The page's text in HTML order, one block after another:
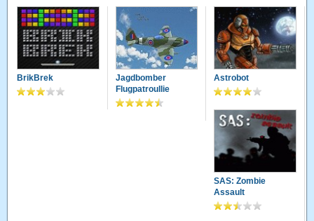
BrikBrek
Jagdbomber
Flugpatroullie
Astrobot
SAS: Zombie
Assault